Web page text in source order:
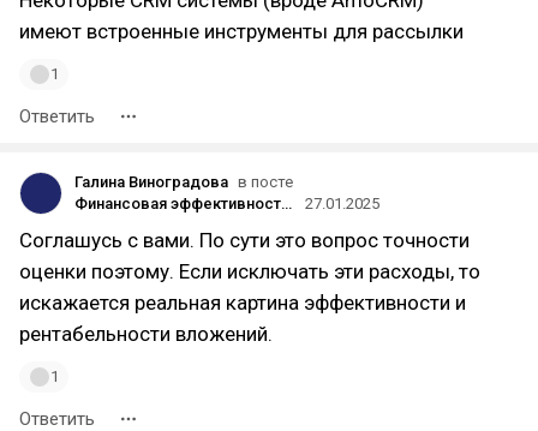
имеют встроенные инструменты для рассылки
1
Ответить
Галина Виноградова в посте
Финансовая эффективность маркетинговых кампаний: как не "слить" бюджет впустую
27.01.2025
Соглашусь с вами. По сути это вопрос точности
оценки поэтому. Если исключать эти расходы, то
искажается реальная картина эффективности и
рентабельности вложений.
1
Ответить